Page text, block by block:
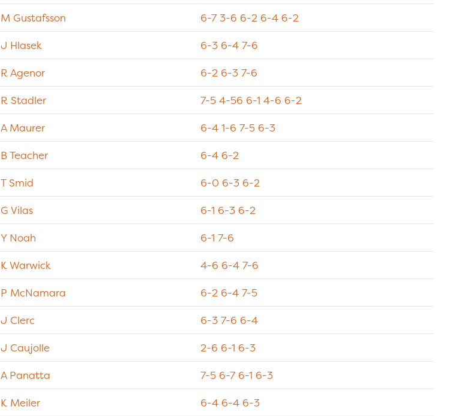
M Gustafsson
6-7 3-6 6-2 6-4 6-2
J Hlasek
6-3 6-4 7-6
R Agenor
6-2 6-3 7-6
R Stadler
7-5 4-56 6-1 4-6 6-2
A Maurer
6-4 1-6 7-5 6-3
B Teacher
6-4 6-2
T Smid
6-0 6-3 6-2
G Vilas
6-1 6-3 6-2
Y Noah
6-1 7-6
K Warwick
4-6 6-4 7-6
P McNamara
6-2 6-4 7-5
J Clerc
6-3 7-6 6-4
J Caujolle
2-6 6-1 6-3
A Panatta
7-5 6-7 6-1 6-3
K Meiler
6-4 6-4 6-3